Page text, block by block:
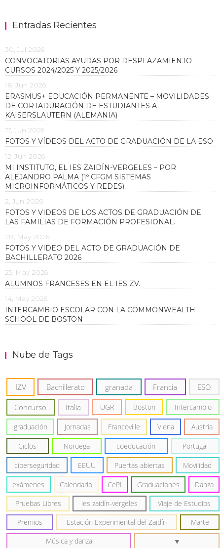
Entradas Recientes
30, Jul 2026
CONVOCATORIAS AYUDAS POR DESPLAZAMIENTO
CURSOS 2024/2025 Y 2025/2026
18, Jun 2026
ERASMUS+ EDUCACIÓN PERMANENTE – MOVILIDADES
DE CORTADURACIÓN DE ESTUDIANTES A
KAISERSLAUTERN (ALEMANIA)
17, Jun 2026
FOTOS Y VÍDEOS DEL ACTO DE GRADUACIÓN DE LA ESO
12, Jun 2026
MI INSTITUTO, EL IES ZAIDÍN-VERGELES – POR
ALEJANDRO PALMA (1º CFGM SISTEMAS
MICROINFORMÁTICOS Y REDES)
2, Jun 2026
FOTOS Y VIDEOS DE LOS ACTOS DE GRADUACIÓN DE
LAS FAMILIAS DE FORMACIÓN PROFESIONAL.
28, May 2026
FOTOS Y VIDEO DEL ACTO DE GRADUACIÓN DE
BACHILLERATO 2026
25, May 2026
ALUMNOS FRANCESES EN EL IES ZV.
14, May 2026
INTERCAMBIO ESCOLAR CON LA COMMONWEALTH
SCHOOL DE BOSTON
Nube de Tags
IZV Bachillerato granada Francia ESO
Concurso Italia UGR Boston Intercambio
graduación Jornadas Francoville Viena Austria
Ciclos Noruega coeducación Portugal
ciberseguridad EEUU Puertas abiertas Movilidad
exámenes Calendario CePI Graduaciones Danza
Pruebas Libres ies zaidín-vergeles Viaje de Estudios
Premios Estación Experimental del Zaidín Marte
Música y danza